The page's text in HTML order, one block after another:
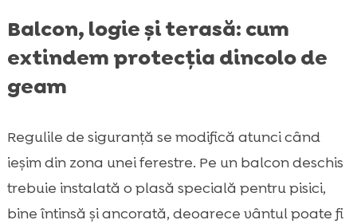
Balcon, logie și terasă: cum
extindem protecția dincolo de
geam
Regulile de siguranță se modifică atunci când
ieșim din zona unei ferestre. Pe un balcon deschis
trebuie instalată o plasă specială pentru pisici,
bine întinsă și ancorată, deoarece vântul poate fi